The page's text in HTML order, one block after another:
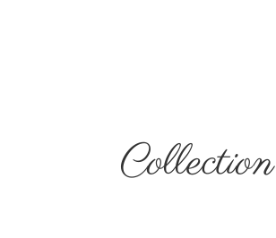
Collection